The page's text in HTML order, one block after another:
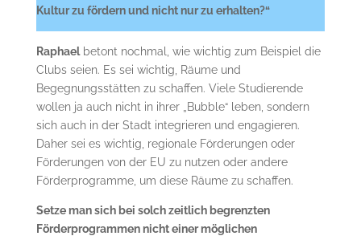
Kultur zu fördern und nicht nur zu erhalten?“
Raphaelbetont nochmal, wie wichtig zum Beispiel die
Clubs seien. Es sei wichtig, Räume und
Begegnungsstätten zu schaffen. Viele Studierende
wollen ja auch nicht in ihrer „Bubble“ leben, sondern
sich auch in der Stadt integrieren und engagieren.
Daher sei es wichtig, regionale Förderungen oder
Förderungen von der EU zu nutzen oder andere
Förderprogramme, um diese Räume zu schaffen.
Setze man sich bei solch zeitlich begrenzten
Förderprogrammen nicht einer möglichen